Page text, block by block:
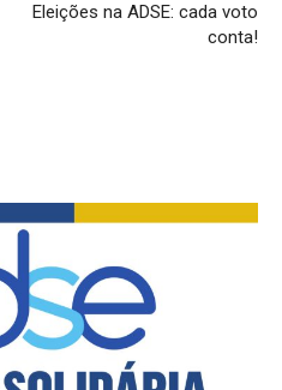
Eleições na ADSE: cada voto
conta!